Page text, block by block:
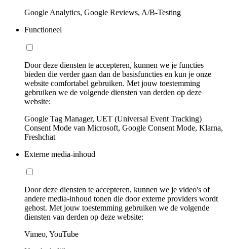
Google Analytics, Google Reviews, A/B-Testing
Functioneel
Door deze diensten te accepteren, kunnen we je functies
bieden die verder gaan dan de basisfuncties en kun je onze
website comfortabel gebruiken. Met jouw toestemming
gebruiken we de volgende diensten van derden op deze
website:
Google Tag Manager, UET (Universal Event Tracking)
Consent Mode van Microsoft, Google Consent Mode, Klarna,
Freshchat
Externe media-inhoud
Door deze diensten te accepteren, kunnen we je video's of
andere media-inhoud tonen die door externe providers wordt
gehost. Met jouw toestemming gebruiken we de volgende
diensten van derden op deze website:
Vimeo, YouTube